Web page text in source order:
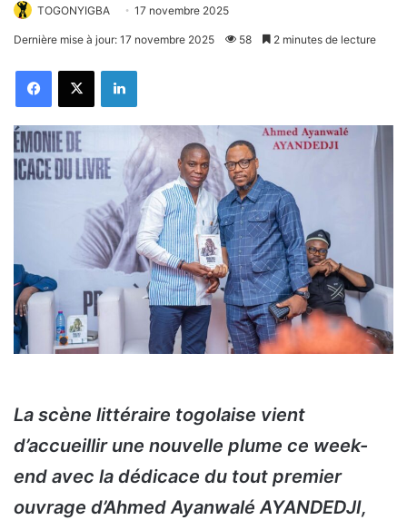
TOGONYIGBA 17 novembre 2025
Dernière mise à jour: 17 novembre 2025 58 2 minutes de lecture
FacebookX Linkedin
La scène littéraire togolaise vient
d’accueillir une nouvelle plume ce week-
end avec la dédicace du tout premier
ouvrage d’Ahmed Ayanwalé AYANDEDJI,